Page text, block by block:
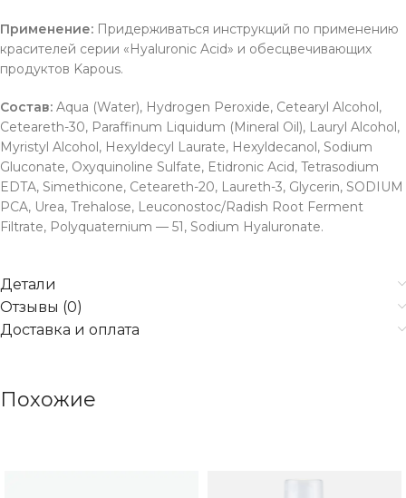
Применение: Придерживаться инструкций по применению
красителей серии «Hyaluronic Acid» и обесцвечивающих
продуктов Kapous.
Состав: Aqua (Water), Hydrogen Peroxide, Cetearyl Alcohol,
Ceteareth-30, Paraffinum Liquidum (Mineral Oil), Lauryl Alcohol,
Myristyl Alcohol, Hexyldecyl Laurate, Hexyldecanol, Sodium
Gluconate, Oxyquinoline Sulfate, Etidronic Acid, Tetrasodium
EDTA, Simethicone, Ceteareth-20, Laureth-3, Glycerin, SODIUM
PCA, Urea, Trehalose, Leuconostoc/Radish Root Ferment
Filtrate, Polyquaternium — 51, Sodium Hyaluronate.
Детали
Отзывы (0)
Доставка и оплата
Похожие